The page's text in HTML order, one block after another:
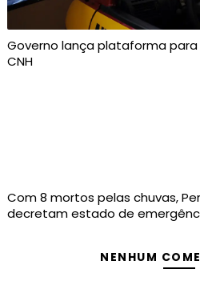
Governo lança plataforma
CNH
Com 8 mortos pelas chuvas,
decretam estado de
NENHUM